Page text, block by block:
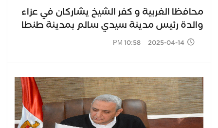
محافظا الغربية و كفر الشيخ يشاركان في عزاء
والدة رئيس مدينة سيدي سالم بمدينة طنطا
2025-04-14 10:58 PM